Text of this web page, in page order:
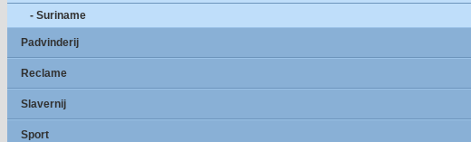
- Suriname
Padvinderij
Reclame
Slavernij
Sport